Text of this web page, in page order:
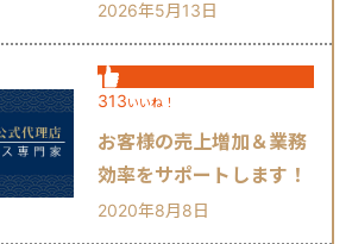
肢
2026年5月13日
313いいね！
お客様の売上増加＆業務
効率をサポートします！
2020年8月8日